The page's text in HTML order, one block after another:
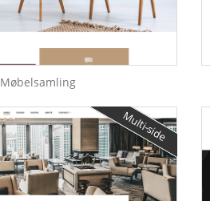
Møbelsamling
Multi-side